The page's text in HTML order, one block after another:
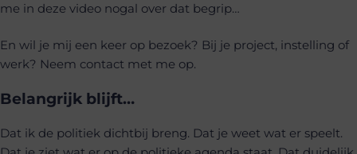
me in deze video nogal over dat begrip…
En wil je mij een keer op bezoek? Bij je project, instelling of
werk? Neem contact met me op.
Belangrijk blijft…
Dat ik de politiek dichtbij breng. Dat je weet wat er speelt.